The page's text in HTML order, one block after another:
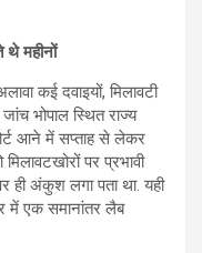
थे महीनों
कई दवाइयों, मिलावटी
भोपाल स्थित राज्य
आने में सप्ताह से लेकर
पर प्रभावी
ही अंकुश लगा पता था. यही
में एक समानांतर लैब